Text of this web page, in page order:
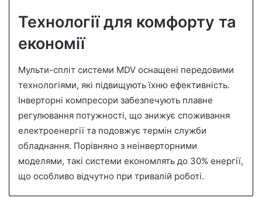
Технології для комфорту та
економії
Мульти-спліт системи MDV оснащені передовими
технологіями, які підвищують їхню ефективність.
Інверторні компресори забезпечують плавне
регулювання потужності, що знижує споживання
електроенергії та подовжує термін служби
обладнання. Порівняно з неінверторними
моделями, такі системи економлять до 30% енергії,
що особливо відчутно при тривалій роботі.